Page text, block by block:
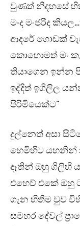
වුණත් නිදහසේ
මංද මංජරීද
ආදරේ ගොඩක්
කොහොමත් මං
තියාගෙන ඉන්න
ඉද්දිත් ඉගිලිල
පිරිමියෙක්ට”
දුල්නෙත් අසා
හෙමිහිට යහනින්
දෑතින් ඔහු ගිලිහී
එහෙව් එකේ ඔහු
ගැන හිතීම වුව
සමහර දේවල්